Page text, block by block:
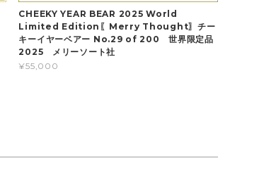
CHEEKY YEAR BEAR 2025 World
Limited Edition〖Merry Thought〗チー
キーイヤーベアー No.29 of 200 世界限定品
2025 メリーソート社
¥55,000